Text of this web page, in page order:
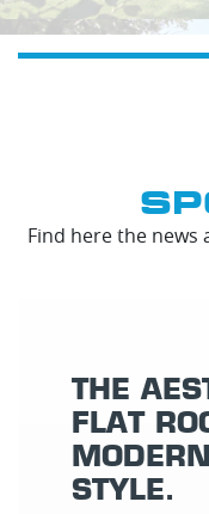
Find here the
THE
FLAT
STYLE.